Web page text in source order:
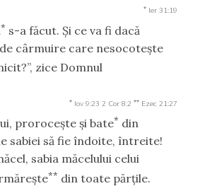
* Ier 31:19
* s-a făcut. Şi ce va fi dacă
cârmuire care nesocoteşte
zice Domnul
* Iov 9:23 2 Cor 8:2 ** Ezec 21:27
proroceşte şi bate* din
sabiei să fie îndoite, întreite!
sabia măcelului celui
** din toate părţile.